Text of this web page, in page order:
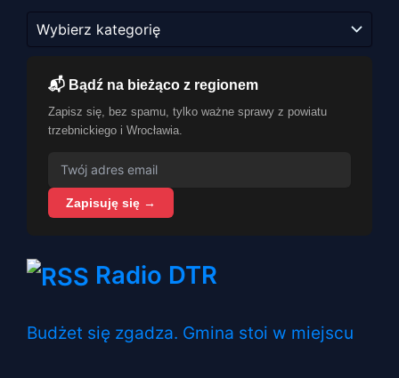
📬 Bądź na bieżąco z regionem
Zapisz się, bez spamu, tylko ważne sprawy z powiatu
trzebnickiego i Wrocławia.
Zapisuję się →
Radio DTR
Budżet się zgadza. Gmina stoi w miejscu